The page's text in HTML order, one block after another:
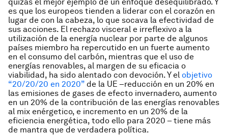
es que los europeos tienden a liderar con el corazón en
lugar de con la cabeza, lo que socava la efectividad de
sus acciones. El rechazo visceral e irreflexivo a la
utilización de la energía nuclear por parte de algunos
países miembro ha repercutido en un fuerte aumento
en el consumo del carbón, mientras que el uso de
energías renovables, al margen de su eficacia o
viabilidad, ha sido alentado con devoción. Y el objetivo
“20/20/20 en 2020” de la UE –reducción en un 20% en
las emisiones de gases de efecto invernadero, aumento
en un 20% de la contribución de las energías renovables
al mix enérgetico, e incremento en un 20% de la
eficiencia energética, todo ello para 2020 – tiene más
de mantra que de verdadera política.